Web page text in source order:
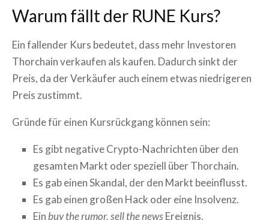
Warum fällt der RUNE Kurs?
Ein fallender Kurs bedeutet, dass mehr Investoren
Thorchainverkaufen als kaufen. Dadurch sinkt der
Preis, da der Verkäufer auch einem etwas niedrigeren
Preis zustimmt.
Gründe für einen Kursrückgang können sein:
Es gibt negative Crypto-Nachrichten über den
gesamten Markt oder speziell überThorchain.
Es gab einen Skandal, der den Markt beeinflusst.
Es gab einen großen Hack oder eine Insolvenz.
Einbuy the rumor, sell the newsEreignis.